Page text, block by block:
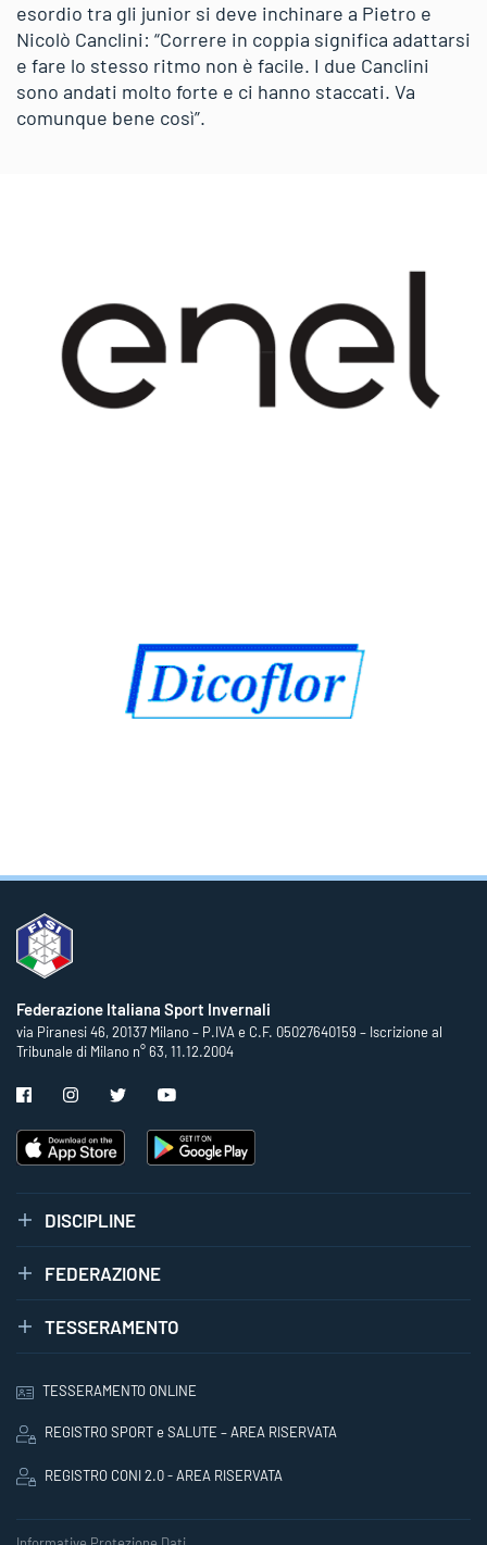
esordio tra gli junior si deve inchinare a Pietro e
Nicolò Canclini: “Correre in coppia significa adattarsi
e fare lo stesso ritmo non è facile. I due Canclini
sono andati molto forte e ci hanno staccati. Va
comunque bene così”.
Federazione Italiana Sport Invernali
via Piranesi 46, 20137 Milano – P.IVA e C.F. 05027640159 – Iscrizione al
Tribunale di Milano n° 63, 11.12.2004
DISCIPLINE
FEDERAZIONE
TESSERAMENTO
TESSERAMENTO ONLINE
REGISTRO SPORT e SALUTE – AREA RISERVATA
REGISTRO CONI 2.0 - AREA RISERVATA